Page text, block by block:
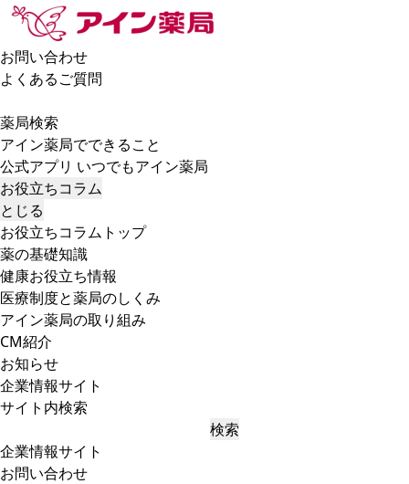
お問い合わせ
よくあるご質問
薬局検索
アイン薬局でできること
公式アプリ いつでもアイン薬局
お役立ちコラム
とじる
お役立ちコラムトップ
薬の基礎知識
健康お役立ち情報
医療制度と薬局のしくみ
アイン薬局の取り組み
CM紹介
お知らせ
企業情報サイト
サイト内検索
検索
企業情報サイト
お問い合わせ